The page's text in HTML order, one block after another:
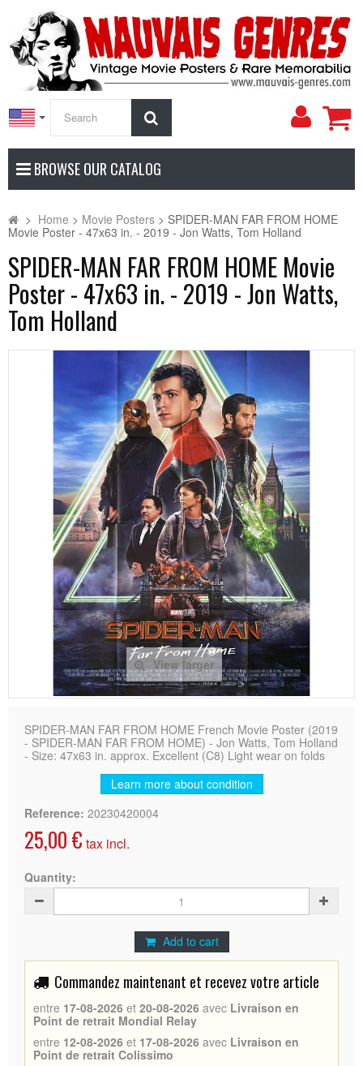
My
BROWSE OUR CATALOG
> Home > Movie Posters > SPIDER-MAN FAR FROM HOME
Movie Poster - 47x63 in. - 2019 - Jon Watts, Tom Holland
SPIDER-MAN FAR FROM HOME Movie
Poster - 47x63 in. - 2019 - Jon Watts,
Tom Holland
View larger
SPIDER-MAN FAR FROM HOME French Movie Poster (2019
- SPIDER-MAN FAR FROM HOME) - Jon Watts, Tom Holland
- Size: 47x63 in. approx. Excellent (C8) Light wear on folds
Learn more about condition
Reference: 20230420004
25,00 € tax incl.
Quantity:
Add to cart
Commandez maintenant et recevez votre article
entre 17-08-2026 et 20-08-2026 avec Livraison en
Point de retrait Mondial Relay
entre 12-08-2026 et 17-08-2026 avec Livraison en
Point de retrait Colissimo